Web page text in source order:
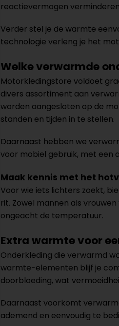
reactievermogen
Verder stel je de warmte
technologie verleng je het
Welke verwarmde
Motorkledingstore voldoet
divers assortiment aan
worden aangesloten op de
standen en tijden in te stellen.
Daarnaast hebben we
voor mobiel gebruik, met een
Maak kennis met het
Voor wie iets lichters zoekt,
rit. Zowel mannen als
ongeacht de temperatuur.
Extra warmte voor
Onderkleding die verwarmd
warmte-elementen blijf je
doorbloeding, wat
Daarnaast voorkomt
ademend en eenvoudig te